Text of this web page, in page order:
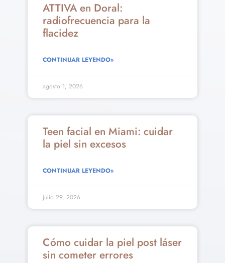
ATTIVA en Doral:
radiofrecuencia para la
flacidez
CONTINUAR LEYENDO»
agosto 1, 2026
Teen facial en Miami: cuidar
la piel sin excesos
CONTINUAR LEYENDO»
julio 29, 2026
Cómo cuidar la piel post láser
sin cometer errores